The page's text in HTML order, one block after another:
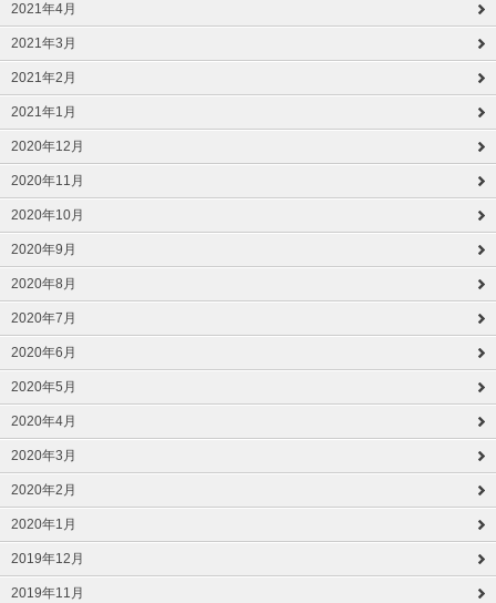
2021年4月
2021年3月
2021年2月
2021年1月
2020年12月
2020年11月
2020年10月
2020年9月
2020年8月
2020年7月
2020年6月
2020年5月
2020年4月
2020年3月
2020年2月
2020年1月
2019年12月
2019年11月